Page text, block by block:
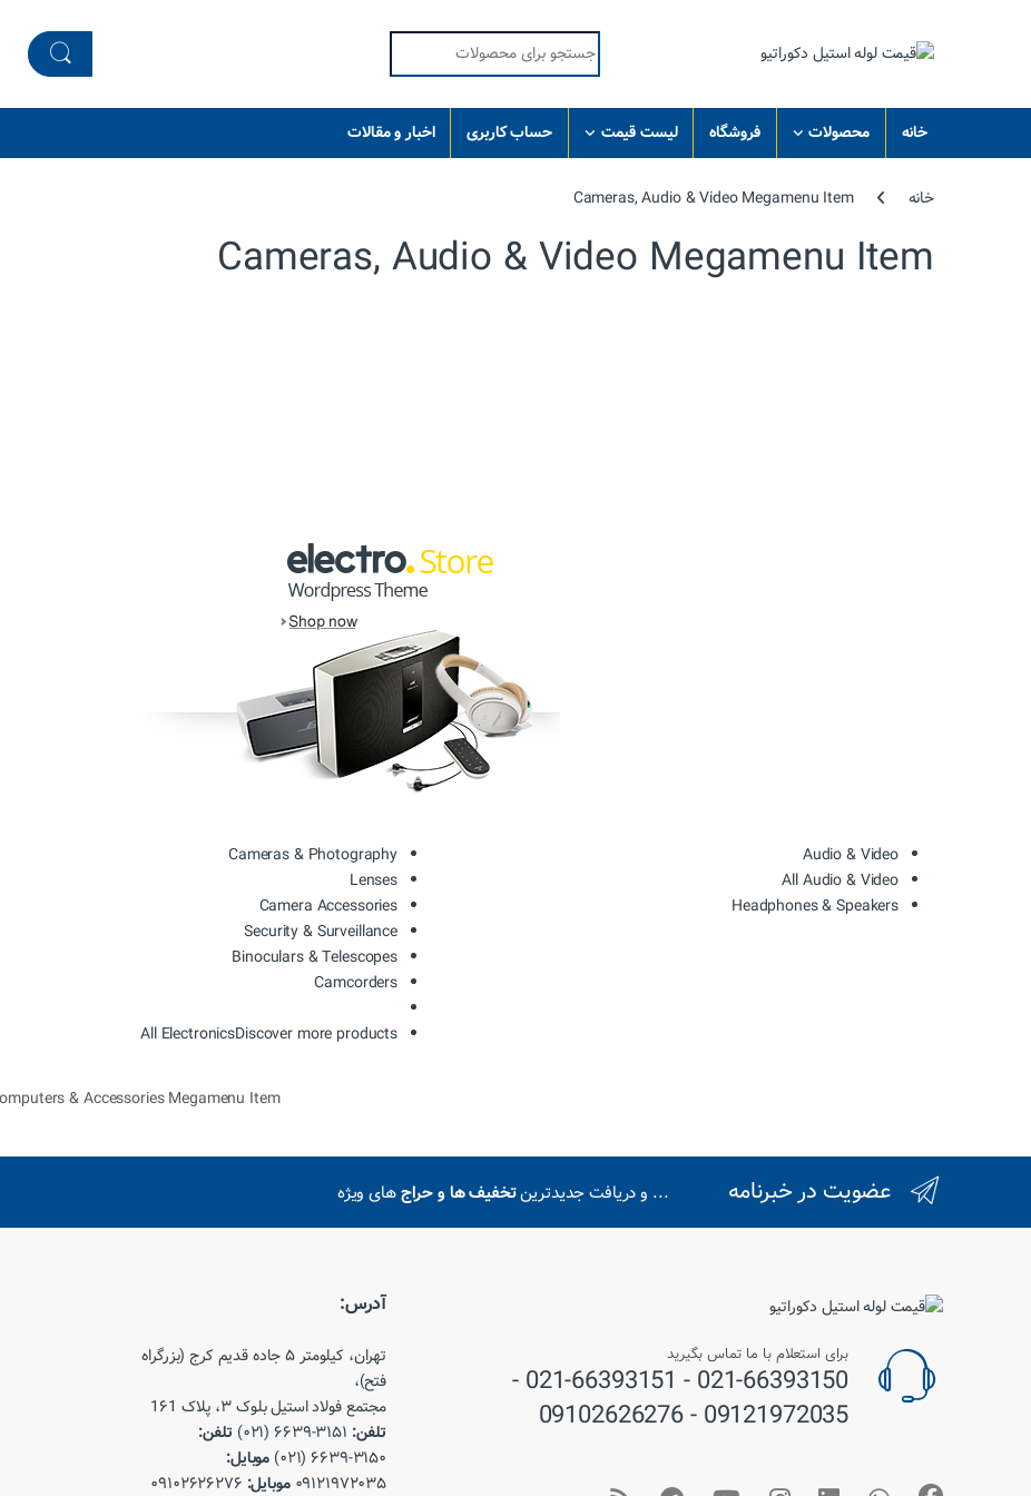
Search for:
خانه محصولات فروشگاه لیست قیمت حساب کاربری اخبار و مقالات
خانه Cameras, Audio & Video Megamenu Item
Cameras, Audio & Video Megamenu Item
Cameras & Photography
Lenses
Camera Accessories
Security & Surveillance
Binoculars & Telescopes
Camcorders
All ElectronicsDiscover more products
Audio & Video
All Audio & Video
Headphones & Speakers
& Accessories Megamenu Item
عضویت در خبرنامه ... و دریافت جدیدترینتخفیف ها و حراجهای ویژه
برای استعلام با ما تماس بگیرید
021-66393150 - 021-66393151 -
09121972035 - 09102626276
آدرس:
تهران، کیلومتر ۵ جاده قدیم کرج (بزرگراه
فتح)،
مجتمع فولاد استیل بلوک ۳، پلاک 1۶1
تلفن: ۳۱۵۱-۶۶۳۹ (۰۲۱)
تلفن:
۳۱۵۰-۶۶۳۹ (۰۲۱)
موبایل:
۰۹۱۲۱۹۷۲۰۳۵ موبایل: ۰۹۱۰۲۶۲۶۲۷۶